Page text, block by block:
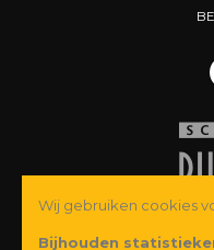
© Copyright 2026 Schoenen
Wij gebruiken cookies
Bijhouden